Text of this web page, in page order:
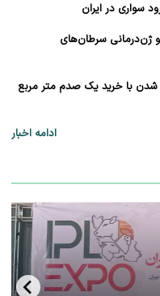
سواری در ایران
و ژن‌درمانی سرطان‌های
شدن با خرید یک صدم متر مربع
ادامه اخبار